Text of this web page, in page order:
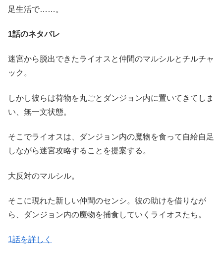
足生活で……。
1話のネタバレ
迷宮から脱出できたライオスと仲間のマルシルとチルチャ
ック。
しかし彼らは荷物を丸ごとダンジョン内に置いてきてしま
い、無一文状態。
そこでライオスは、ダンジョン内の魔物を食って自給自足
しながら迷宮攻略することを提案する。
大反対のマルシル。
そこに現れた新しい仲間のセンシ。彼の助けを借りなが
ら、ダンジョン内の魔物を捕食していくライオスたち。
1話を詳しく